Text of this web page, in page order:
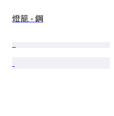
燈籠 - 鋼